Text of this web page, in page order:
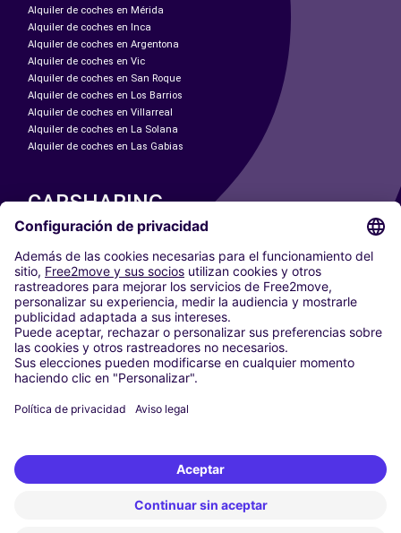
Alquiler de coches en Mérida
Alquiler de coches en Inca
Alquiler de coches en Argentona
Alquiler de coches en Vic
Alquiler de coches en San Roque
Alquiler de coches en Los Barrios
Alquiler de coches en Villarreal
Alquiler de coches en La Solana
Alquiler de coches en Las Gabias
CARSHARING
NUESTRAS CIUDADES
Paris
Madrid
Washington DC
Milán
Roma
Turín
Viena
Berlín
Düsseldorf